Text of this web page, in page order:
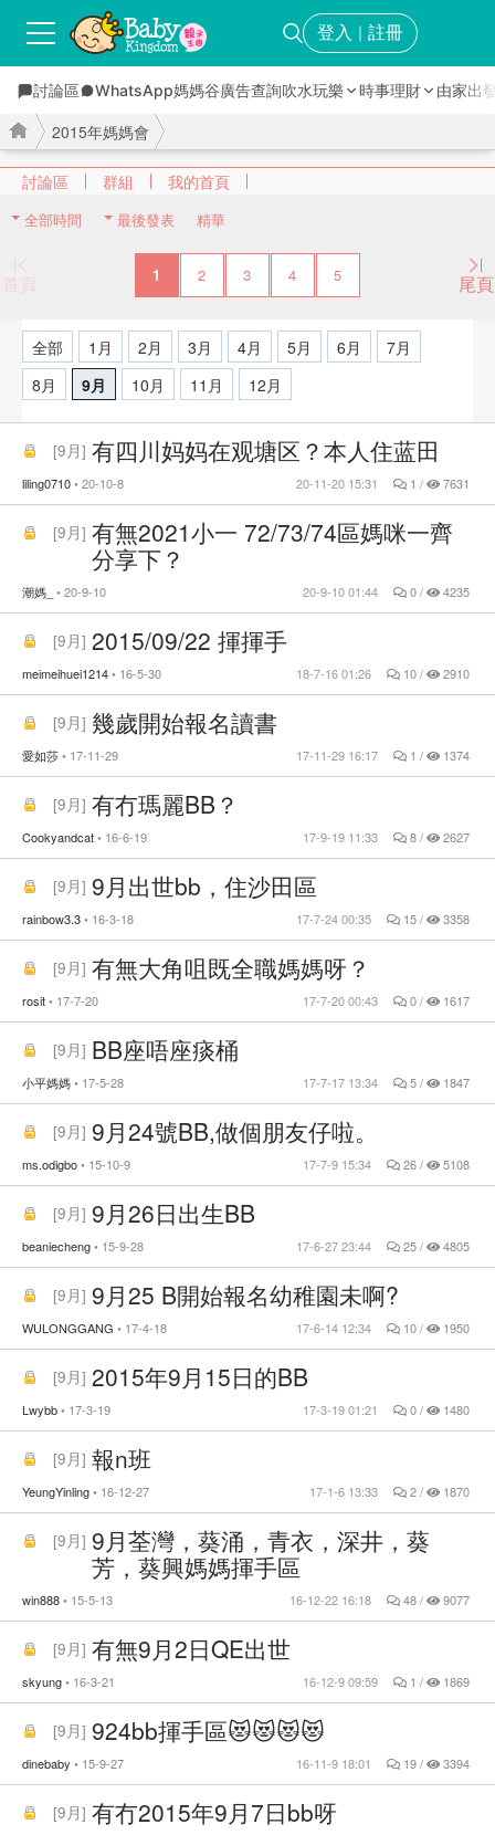
登入 ｜ 註冊
討論區 WhatsApp媽媽谷廣告查詢吹水玩樂 時事理財 由家出
討論區 群組 我的首頁
2015年媽媽會
›
全部時間 最後發表 精華
首頁 1 2 3 4 5 尾頁
全部 1月 2月 3月 4月 5月 6月
7月
8月
9月 10月 11月 12月
[9月] 有四川妈妈在观塘区？本人住蓝田
liling0710 20-10-8 1 / 7631
20-11-20 15:31
[9月] 有無2021小一 72/73/74區媽咪一齊
分享下？
潮媽_ 20-9-10 0 / 4235
20-9-10 01:44
[9月] 2015/09/22 揮揮手
meimeihuei1214 16-5-30 10 / 2910
18-7-16 01:26
[9月] 幾歲開始報名讀書
愛如莎 17-11-29 1 / 1374
17-11-29 16:17
[9月] 有冇瑪麗BB？
Cookyandcat 16-6-19 8 / 2627
17-9-19 11:33
[9月] 9月出世bb，住沙田區
rainbow3.3 16-3-18 15 / 3358
17-7-24 00:35
[9月] 有無大角咀既全職媽媽呀？
rosit 17-7-20 0 / 1617
17-7-20 00:43
[9月] BB座唔座痰桶
小平媽媽 17-5-28 5 / 1847
17-7-17 13:34
[9月] 9月24號BB,做個朋友仔啦。
ms.odigbo 15-10-9 26 / 5108
17-7-9 15:34
[9月] 9月26日出生BB
beaniecheng 15-9-28 25 / 4805
17-6-27 23:44
[9月] 9月25 B開始報名幼稚園未啊?
WULONGGANG 17-4-18 10 / 1950
17-6-14 12:34
[9月] 2015年9月15日的BB
Lwybb 17-3-19 0 / 1480
17-3-19 01:21
[9月] 報n班
YeungYinling 16-12-27 2 / 1870
17-1-6 13:33
[9月] 9月荃灣，葵涌，青衣，深井，葵
芳，葵興媽媽揮手區
win888 15-5-13 48 / 9077
16-12-22 16:18
[9月] 有無9月2日QE出世
skyung 16-3-21 1 / 1869
16-12-9 09:59
[9月] 924bb揮手區😻😻😻😻
dinebaby 15-9-27 19 / 3394
16-11-9 18:01
[9月] 有冇2015年9月7日bb呀